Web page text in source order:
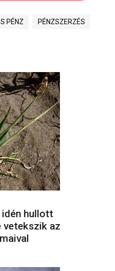
PÉNZ PÉNZSZERZÉS
idén hullott
vetekszik az